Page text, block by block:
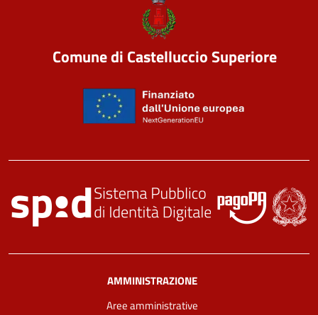
Comune di Castelluccio Superiore
AMMINISTRAZIONE
Aree amministrative